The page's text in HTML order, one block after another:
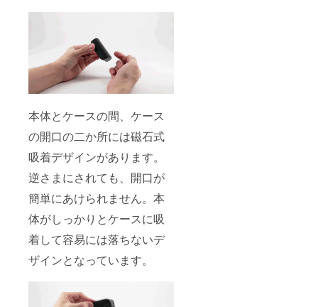
本体とケースの間、ケース
の開口の二か所には磁石式
吸着デザインがあります。
逆さまにされても、開口が
簡単にあけられません。本
体がしっかりとケースに吸
着して容易には落ちないデ
ザインとなっています。